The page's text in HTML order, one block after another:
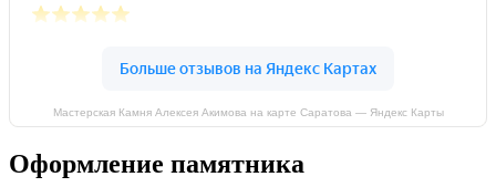
Мастерская Камня Алексея Акимова на карте Саратова — Яндекс Карты
Оформление памятника